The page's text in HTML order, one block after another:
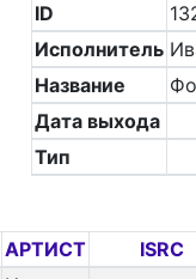
ID
Исполнитель
Название
Дата выхода
Тип
АРТИСТ
ISRC